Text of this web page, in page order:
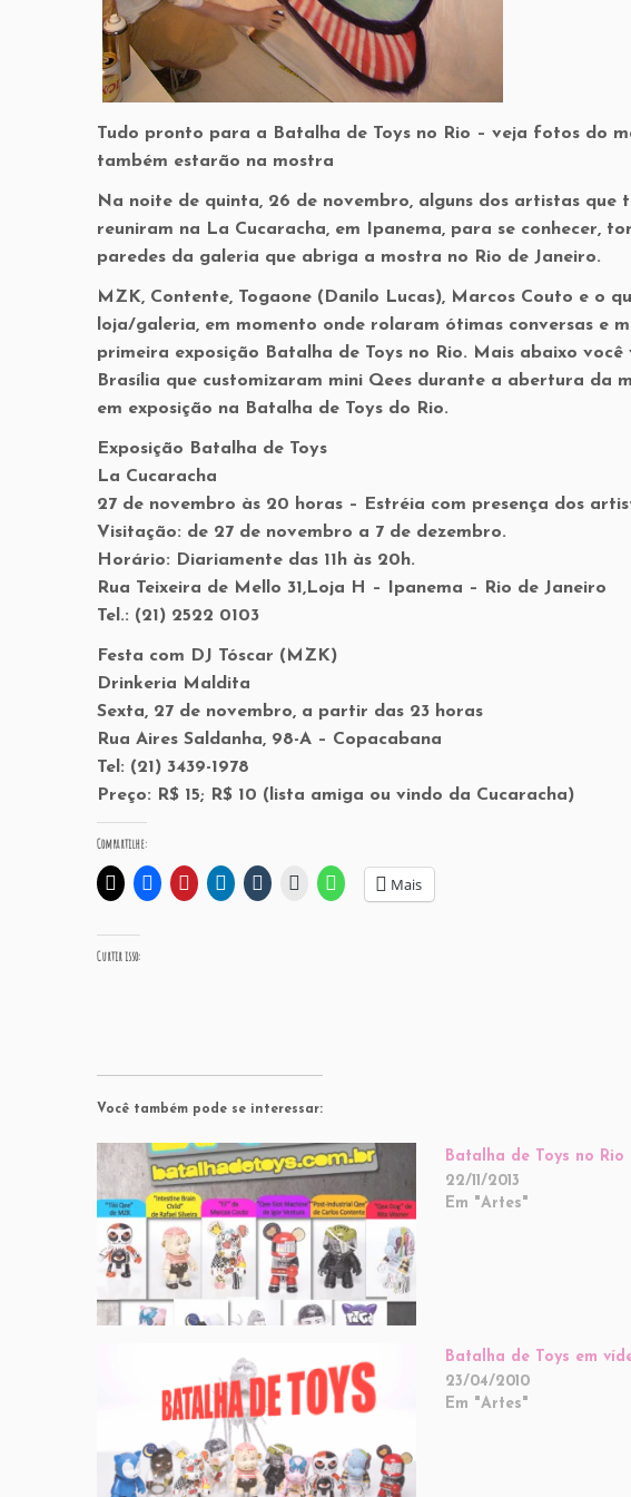
Tudo pronto para a Batalha de Toys no Rio – veja fotos do
também estarão na mostra
Na noite de quinta, 26 de novembro, alguns dos artistas que
reuniram na La Cucaracha, em Ipanema, para se conhecer,
paredes da galeria que abriga a mostra no Rio de Janeiro.
MZK, Contente, Togaone (Danilo Lucas), Marcos Couto e o
loja/galeria, em momento onde rolaram ótimas conversas e
primeira exposição Batalha de Toys no Rio. Mais abaixo
Brasília que customizaram mini Qees durante a abertura da
em exposição na Batalha de Toys do Rio.
Exposição Batalha de Toys
La Cucaracha
27 de novembro às 20 horas – Estréia com presença dos
Visitação: de 27 de novembro a 7 de dezembro.
Horário: Diariamente das 11h às 20h.
Rua Teixeira de Mello 31,Loja H – Ipanema – Rio de Janeiro
Tel.: (21) 2522 0103
Festa com DJ Tóscar (MZK)
Drinkeria Maldita
Sexta, 27 de novembro, a partir das 23 horas
Rua Aires Saldanha, 98-A – Copacabana
Tel: (21) 3439-1978
Preço: R$ 15; R$ 10 (lista amiga ou vindo da Cucaracha)
Compartilhe:
Mais
Curtir isso:
Você também pode se interessar:
Batalha de Toys no Rio
22/11/2013
Em "Artes"
Batalha de Toys em
23/04/2010
Em "Artes"